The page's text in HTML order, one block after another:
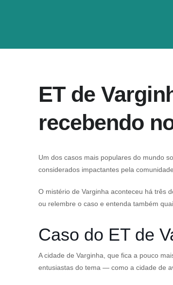
ET de
recebendo
Um dos casos mais populares do mundo
considerados impactantes pela
O mistério de Varginha aconteceu há três
ou relembre o caso e entenda também
Caso do ET de
A cidade de Varginha, que fica a pouco
entusiastas do tema — como a cidade de